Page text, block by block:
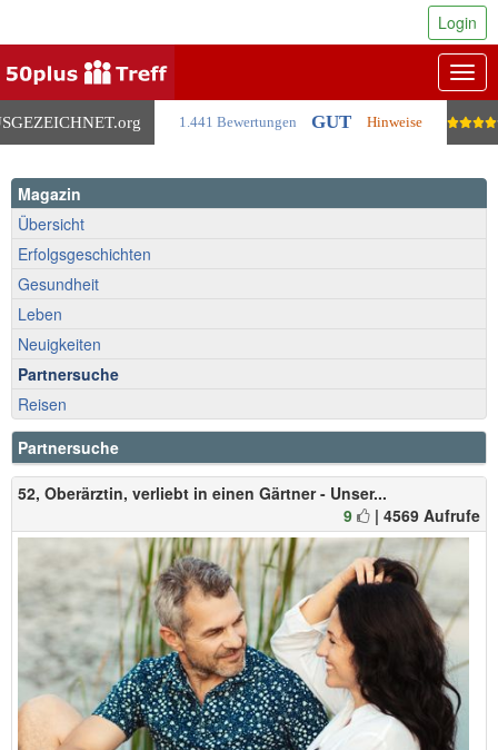
.org 1.441 Bewertungen GUT Hinweise
Login
Magazin
Übersicht
Erfolgsgeschichten
Gesundheit
Leben
Neuigkeiten
Partnersuche
Reisen
Partnersuche
52, Oberärztin, verliebt in einen Gärtner - Unser...
9
| 4569 Aufrufe